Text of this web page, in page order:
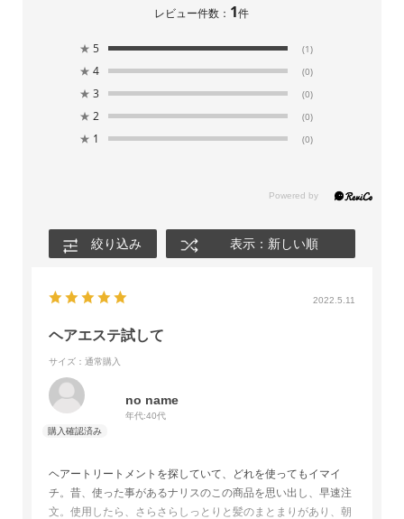
レビュー件数： 1件
★ 5 (1)
★ 4 (0)
★ 3 (0)
★ 2 (0)
★ 1 (0)
絞り込み 表示：新しい順
2022.5.11
ヘアエステ試して
サイズ：通常購入
no name
年代:40代
ヘアートリートメントを探していて、どれを使ってもイマイ
チ。昔、使った事があるナリスのこの商品を思い出し、早速注
文。使用したら、さらさらしっとりと髪のまとまりがあり、朝